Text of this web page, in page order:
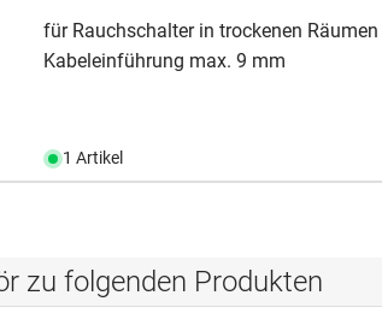
für Rauchschalter in trockenen Räumen
Kabeleinführung max. 9 mm
1 Artikel
zu folgenden Produkten